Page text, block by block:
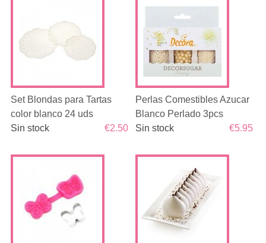
Set Blondas para Tartas
color blanco 24 uds
€2.50
Sin stock
Perlas Comestibles Azucar
Blanco Perlado 3pcs
€5.95
Sin stock